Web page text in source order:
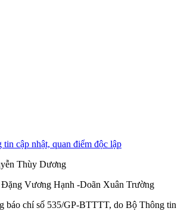
cập nhật, quan điểm độc lập
Thùy Dương
Đặng Vương Hạnh -Doãn Xuân Trường
báo chí số 535/GP-BTTTT, do Bộ Thông tin